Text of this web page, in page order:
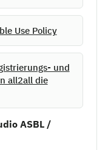
Use Policy
und
all2all die
ASBL /